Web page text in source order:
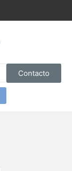
Contacto